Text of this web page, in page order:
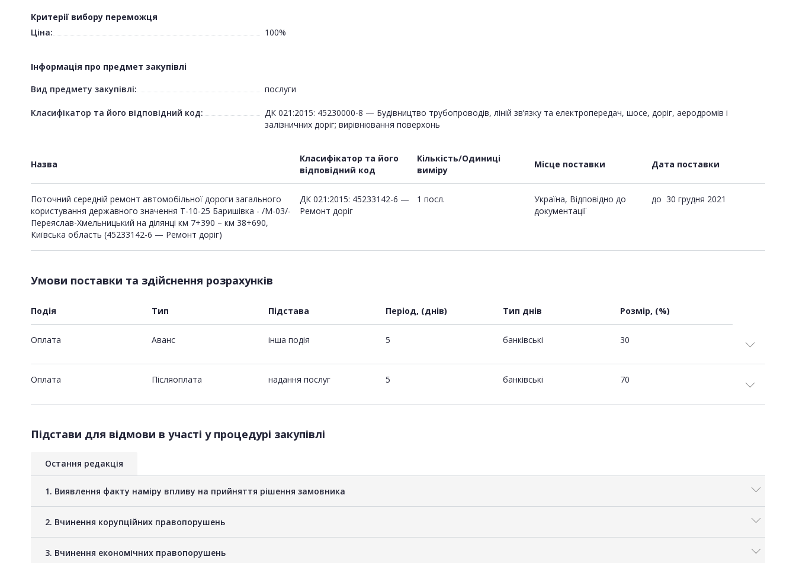
Критерії вибору переможця
Ціна:
100%
Інформація про предмет закупівлі
Вид предмету закупівлі:
послуги
Класифікатор та його відповідний код:
ДК 021:2015: 45230000-8 — Будівництво трубопроводів, ліній зв’язку та електропередач, шосе, доріг, аеродромів і
залізничних доріг; вирівнювання поверхонь
Назва
Класифікатор та його
відповідний код
Кількість/Одиниці
виміру
Місце поставки Дата поставки
Поточний середній ремонт автомобільної дороги загального
користування державного значення Т-10-25 Баришівка - /М-03/-
Переяслав-Хмельницький на ділянці км 7+390 – км 38+690,
Київська область (45233142-6 — Ремонт доріг)
ДК 021:2015: 45233142-6 —
Ремонт доріг
1 посл.
Україна, Відповідно до
документації
до 30 грудня 2021
Умови поставки та здійснення розрахунків
Подія Тип Підстава Період, (днів) Тип днів Розмір, (%)
Оплата Аванс інша подія 5 банківські 30
Оплата Пiсляоплата надання послуг 5 банківські 70
Підстави для відмови в участі у процедурі закупівлі
Остання редакція
1. Виявлення факту наміру впливу на прийняття рішення замовника
2. Вчинення корупційних правопорушень
3. Вчинення економічних правопорушень